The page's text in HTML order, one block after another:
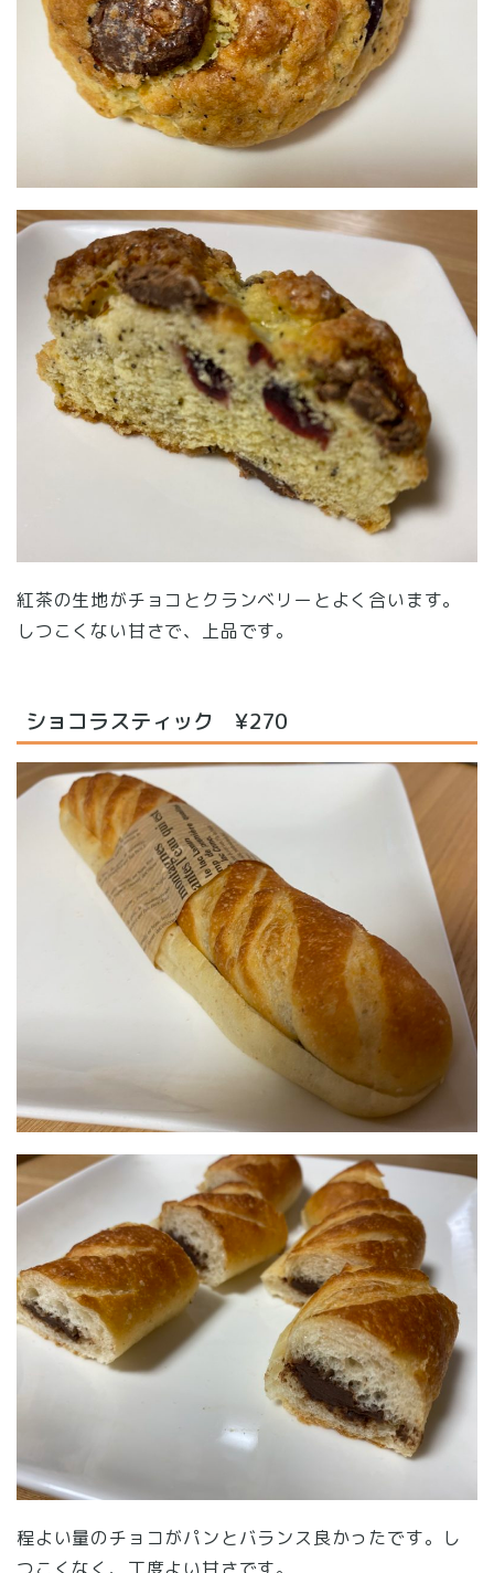
紅茶の生地がチョコとクランベリーとよく合います。
しつこくない甘さで、上品です。
ショコラスティック ¥270
程よい量のチョコがパンとバランス良かったです。し